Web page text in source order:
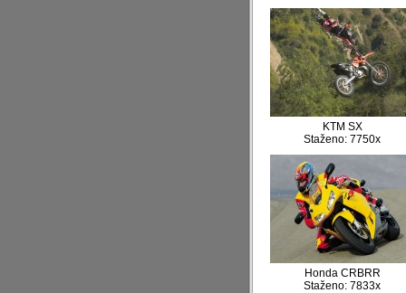
KTM SX
Staženo: 7750x
Honda CRBRR
Staženo: 7833x